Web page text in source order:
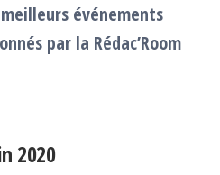
événements
par la Rédac’Room
2020